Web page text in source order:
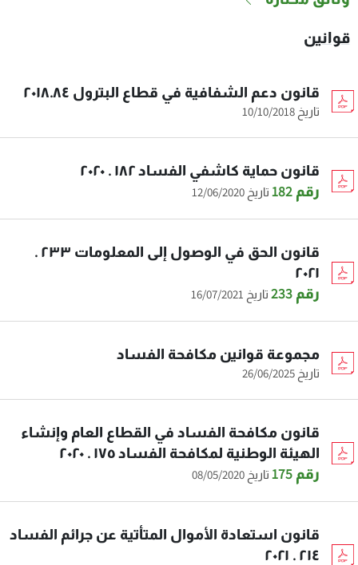
قوانين
قانون دعم الشفافية في قطاع البترول ٢٠١٨.٨٤
تاريخ 10/10/2018
قانون حماية كاشفي الفساد ١٨٢ . ٢٠٢٠
رقم 182
تاريخ 12/06/2020
قانون الحق في الوصول إلى المعلومات ٢٣٣ .
٢٠٢١
رقم 233
تاريخ 16/07/2021
مجموعة قوانين مكافحة الفساد
تاريخ 26/06/2025
قانون مكافحة الفساد في القطاع العام وإنشاء
الهيئة الوطنية لمكافحة الفساد ١٧٥ . ٢٠٢٠
رقم 175
تاريخ 08/05/2020
قانون استعادة الأموال المتأتية عن جرائم الفساد
٢١٤ . ٢٠٢١